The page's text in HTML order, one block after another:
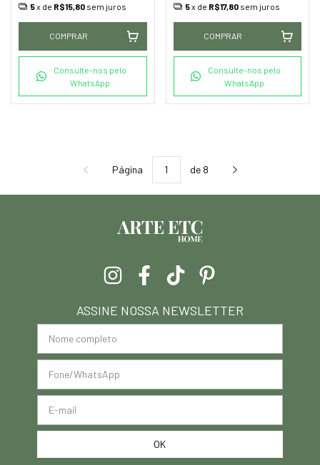
5x de R$15,80 sem juros
COMPRAR
Consulte-nos pelo
WhatsApp
5x de R$17,80 sem juros
COMPRAR
Consulte-nos pelo
WhatsApp
Página de 8
ASSINE NOSSA NEWSLETTER